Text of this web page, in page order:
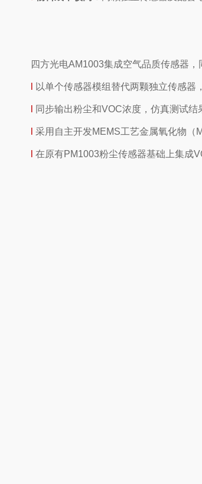
四方光电AM1003集成空气品质传感器
以单个传感器模组替代两颗独立传感器
同步输出粉尘和VOC浓度，仿真测试结
采用自主开发MEMS工艺金属氧化物（
在原有PM1003粉尘传感器基础上集成